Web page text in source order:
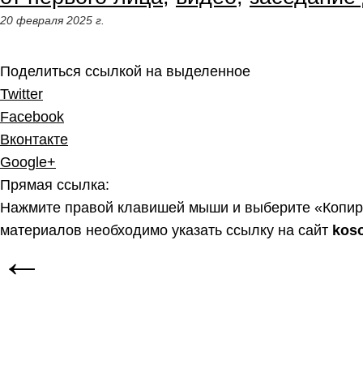
20 февраля 2025 г.
Поделиться ссылкой на выделенное
Twitter
Facebook
Вконтакте
Google+
Прямая ссылка:
Нажмите правой клавишей мыши и выберите
материалов необходимо указать ссылку на сайт
←